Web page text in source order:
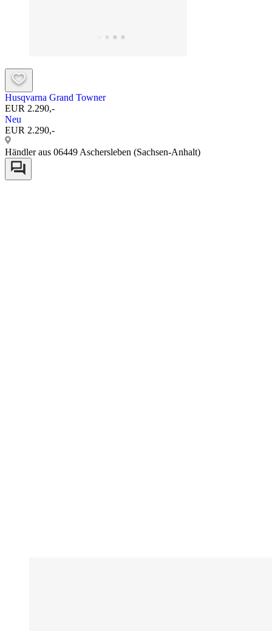
Husqvarna Grand Towner
EUR 2.290,-
Neu
EUR 2.290,-
Händler aus 06449 Aschersleben (Sachsen-Anhalt)